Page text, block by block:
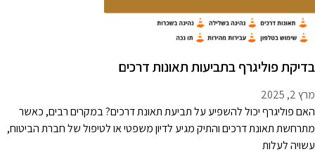
פוליגרף בתביעות תאונות דרכים
2, 2025
פוליגרף יכול להשפיע על תביעת תאונת דרכים? במקרים רבים, כאשר
תאונת דרכים והתיק מגיע לדיון משפטי או לטיפול של חברת הביטוח,
לעלות